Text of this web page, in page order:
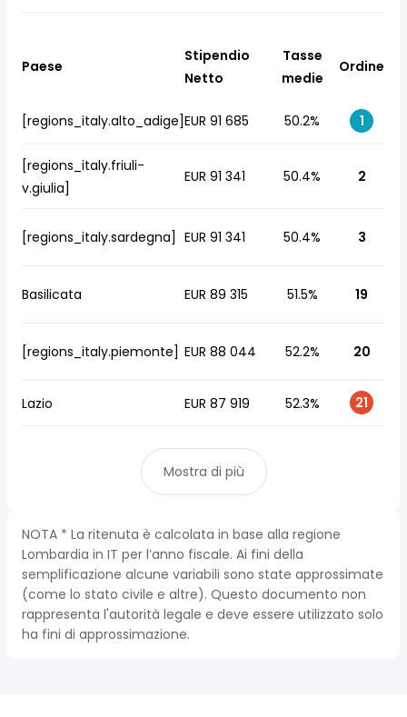
Paese
Stipendio
Netto
Tasse
medie
Ordine
[regions_italy.alto_adige]EUR 91 685 50.2% 1
[regions_italy.friuli-
v.giulia]
EUR 91 341 50.4% 2
[regions_italy.sardegna] EUR 91 341 50.4% 3
Basilicata EUR 89 315 51.5% 19
[regions_italy.piemonte] EUR 88 044 52.2% 20
Lazio EUR 87 919 52.3% 21
Mostra di più
NOTA * La ritenuta è calcolata in base alla regione
Lombardia in IT per l’anno fiscale. Ai fini della
semplificazione alcune variabili sono state approssimate
(come lo stato civile e altre). Questo documento non
rappresenta l'autorità legale e deve essere utilizzato solo
ha fini di approssimazione.